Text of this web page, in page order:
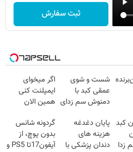
ثبت سفارش
شست و شوی
عمقی کبد با
دمنوش سم زدای
اگر میخوای
ایمپلنت کنی
همین الان
۲۵ میلیون
تومان!!!
کبد
زدا
پایان دغدغه
هزینه های
دندان پزشکی با
گردونه شانس
بدون پوچ، از
آیفون17تا PS5 و